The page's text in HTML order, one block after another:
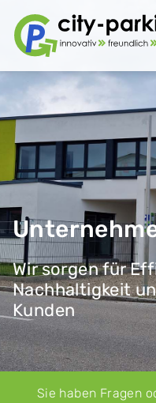
Wir sorgen für
Nachhaltigkeit
Kunden
Sie haben Fragen